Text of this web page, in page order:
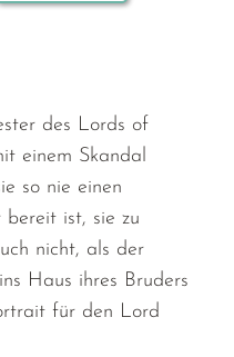
des Lords of
einem Skandal
so nie einen
ist, sie zu
nicht, als der
Haus ihres Bruders
für den Lord